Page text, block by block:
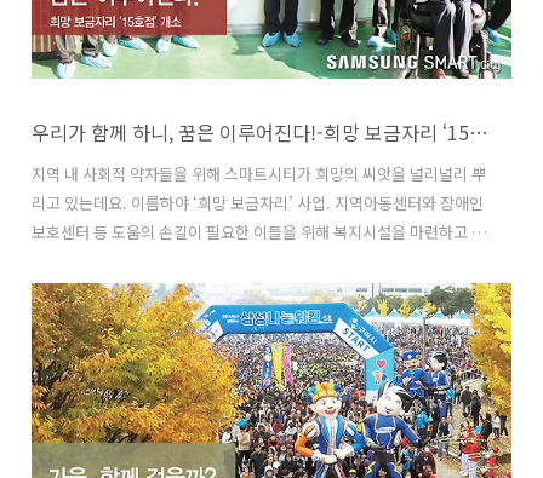
우리가 함께 하니, 꿈은 이루어진다!-희망 보금자리 ‘15호점’ 개소
지역 내 사회적 약자들을 위해 스마트시티가 희망의 씨앗을 널리널리 뿌
리고 있는데요. 이름하야 ‘희망 보금자리’ 사업. 지역아동센터와 장애인
보호센터 등 도움의 손길이 필요한 이들을 위해 복지시설을 마련하고 있
다. 스마트시티는 2011년부터 리모델링 사업을 통해 지역민들이 편히
쉴 수 있는 공간을 마련하고 있는데요. 제15호 희망 보금자리는 바로 구
미 형곡동에 위치한 형곡뇌병변 주간보호센터! 특히, 우리 지역 최초로
생긴 뇌병변장애인들을 위한 보호센터이기에 그 의미가 더 깊습니다. 통
큰 후원금부터, 시설 청소까지! 곳곳에 스마트시티의 땀방울이 묻어있
습니다. 뇌병변장애는 타인의 보호 없이 생활이 힘들기에 그만큼 각별한
주의가 필요합니다...